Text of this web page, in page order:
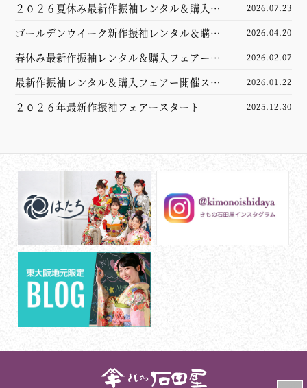
２０２６夏休み最新作振袖レンタル＆購入フ
ェアースタート
2026.07.23
ゴールデンウイーク新作振袖レンタル＆購入
フェアー開催
2026.04.20
春休み最新作振袖レンタル＆購入フェアー開
催スタート
2026.02.07
最新作振袖レンタル＆購入フェアー開催スタ
2026.01.22
２０２６年最新作振袖フェアースタート 2025.12.30